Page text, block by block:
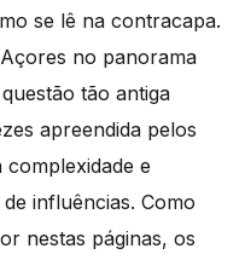
se lê na contracapa.
no panorama
tão antiga
apreendida pelos
e
influências. Como
nestas páginas, os